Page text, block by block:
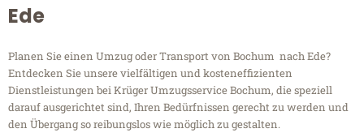
Ede
Planen Sie einen Umzug oder Transport von Bochum nach Ede?
Entdecken Sie unsere vielfältigen und kosteneffizienten
Dienstleistungen bei Krüger Umzugsservice Bochum, die speziell
darauf ausgerichtet sind, Ihren Bedürfnissen gerecht zu werden und
den Übergang so reibungslos wie möglich zu gestalten.